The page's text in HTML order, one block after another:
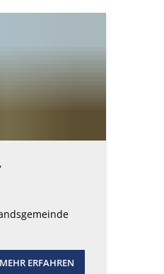
MEHR ERFAHREN